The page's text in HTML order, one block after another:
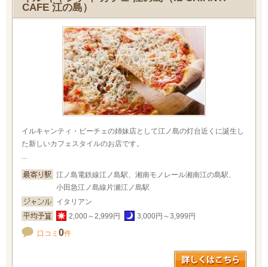
CAFE 江の島）
イルキャンティ・ビーチェの姉妹店として江ノ島の灯台近くに誕生し
た新しいカフェスタイルのお店です。
...
江ノ島電鉄線江ノ島駅、湘南モノレール湘南江の島駅、
小田急江ノ島線片瀬江ノ島駅
イタリアン
2,000～2,999円
3,000円～3,999円
口コミ 0件